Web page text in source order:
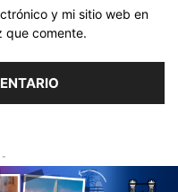
y mi sitio web en
que comente.
-